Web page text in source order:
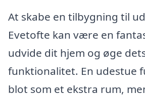
At skabe en tilbygning til
Evetofte kan være en
udvide dit hjem og øge
funktionalitet. En udestue
blot som et ekstra rum,